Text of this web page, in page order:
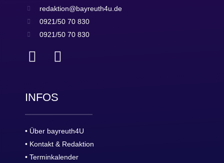
redaktion@bayreuth4u.de
0921/50 70 830
0921/50 70 830
INFOS
• Über bayreuth4U
• Kontakt & Redaktion
• Terminkalender